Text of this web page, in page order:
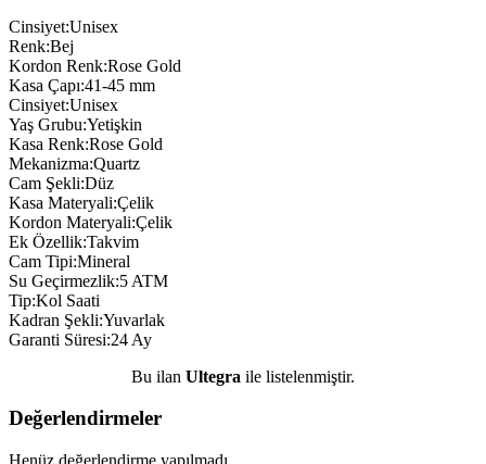
Cinsiyet:Unisex
Renk:Bej
Kordon Renk:Rose Gold
Kasa Çapı:41-45 mm
Cinsiyet:Unisex
Yaş Grubu:Yetişkin
Kasa Renk:Rose Gold
Mekanizma:Quartz
Cam Şekli:Düz
Kasa Materyali:Çelik
Kordon Materyali:Çelik
Ek Özellik:Takvim
Cam Tipi:Mineral
Su Geçirmezlik:5 ATM
Tip:Kol Saati
Kadran Şekli:Yuvarlak
Garanti Süresi:24 Ay
Bu ilan Ultegra ile listelenmiştir.
Değerlendirmeler
Henüz değerlendirme yapılmadı.